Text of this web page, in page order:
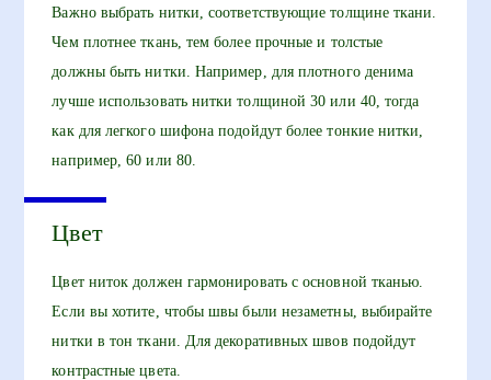
Важно выбрать нитки, соответствующие толщине ткани.
Чем плотнее ткань, тем более прочные и толстые
должны быть нитки. Например, для плотного денима
лучше использовать нитки толщиной 30 или 40, тогда
как для легкого шифона подойдут более тонкие нитки,
например, 60 или 80.
Цвет
Цвет ниток должен гармонировать с основной тканью.
Если вы хотите, чтобы швы были незаметны, выбирайте
нитки в тон ткани. Для декоративных швов подойдут
контрастные цвета.